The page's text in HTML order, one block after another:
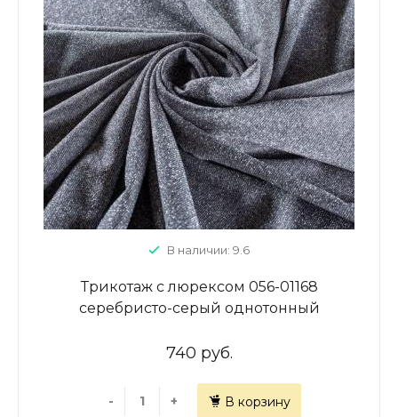
В наличии: 9.6
Трикотаж с люрексом 056-01168
серебристо-серый однотонный
740 руб.
- + В корзину